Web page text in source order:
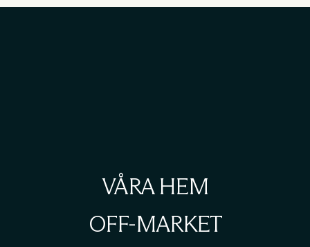
VÅRA HEM
OFF-MARKET